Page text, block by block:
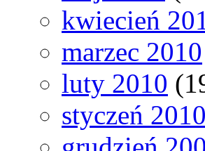
kwiecień
marzec 2010
luty 2010
styczeń 2010